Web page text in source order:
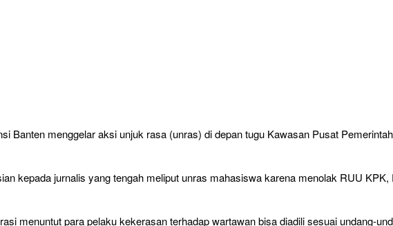
Banten menggelar aksi unjuk rasa (unras) di depan tugu Kawasan Pusat
kepada jurnalis yang tengah meliput unras mahasiswa karena menolak RUU
menuntut para pelaku kekerasan terhadap wartawan bisa diadili sesuai undang-